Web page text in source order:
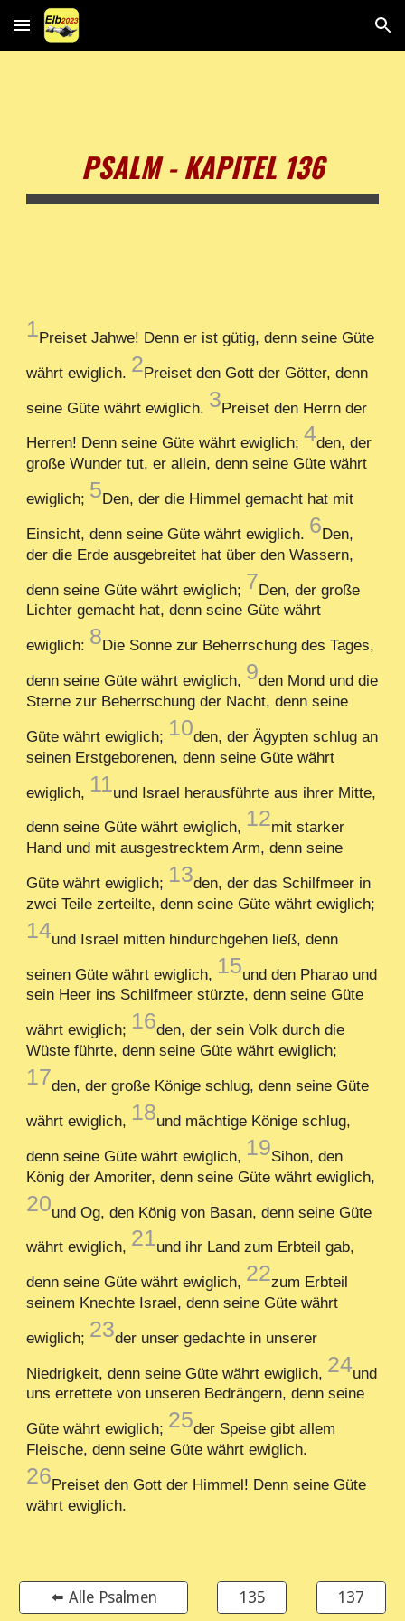
Skip to main content Skip to navigation
PSALM - KAPITEL 136
1Preiset Jahwe! Denn er ist gütig, denn seine Güte
währt ewiglich. 2Preiset den Gott der Götter, denn
seine Güte währt ewiglich. 3Preiset den Herrn der
Herren! Denn seine Güte währt ewiglich;4den, der
große Wunder tut, er allein, denn seine Güte währt
ewiglich; 5Den, der die Himmel gemacht hat mit
Einsicht, denn seine Güte währt ewiglich. 6Den,
der die Erde ausgebreitet hat über den Wassern,
denn seine Güte währt ewiglich; 7Den, der große
Lichter gemacht hat, denn seine Güte währt
ewiglich: 8Die Sonne zur Beherrschung des Tages,
denn seine Güte währt ewiglich, 9den Mond und die
Sterne zur Beherrschung der Nacht, denn seine
Güte währt ewiglich; 10den, der Ägypten schlug an
seinen Erstgeborenen, denn seine Güte währt
ewiglich, 11und Israel herausführte aus ihrer Mitte,
denn seine Güte währt ewiglich, 12mit starker
Hand und mit ausgestrecktem Arm, denn seine
Güte währt ewiglich; 13den, der das Schilfmeer in
zwei Teile zerteilte, denn seine Güte währt ewiglich;
14und Israel mitten hindurchgehen ließ, denn
seinen Güte währt ewiglich, 15und den Pharao und
sein Heer ins Schilfmeer stürzte, denn seine Güte
währt ewiglich; 16den, der sein Volk durch die
Wüste führte, denn seine Güte währt ewiglich;
17den, der große Könige schlug, denn seine Güte
währt ewiglich, 18und mächtige Könige schlug,
denn seine Güte währt ewiglich, 19Sihon, den
König der Amoriter, denn seine Güte währt ewiglich,
20und Og, den König von Basan, denn seine Güte
währt ewiglich, 21und ihr Land zum Erbteil gab,
denn seine Güte währt ewiglich, 22zum Erbteil
seinem Knechte Israel, denn seine Güte währt
ewiglich; 23der unser gedachte in unserer
Niedrigkeit, denn seine Güte währt ewiglich, 24und
uns errettete von unseren Bedrängern, denn seine
Güte währt ewiglich; 25der Speise gibt allem
Fleische, denn seine Güte währt ewiglich.
26Preiset den Gott der Himmel! Denn seine Güte
währt ewiglich.
⬅️ Alle Psalmen 135 137